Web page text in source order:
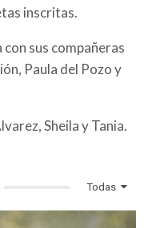
inscritas.
sus compañeras
Paula del Pozo y
Sheila y Tania.
Todas